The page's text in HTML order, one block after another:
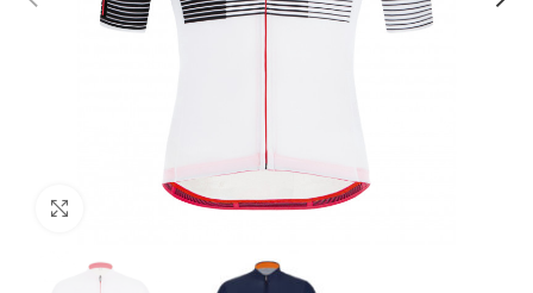
Clic para ampliar